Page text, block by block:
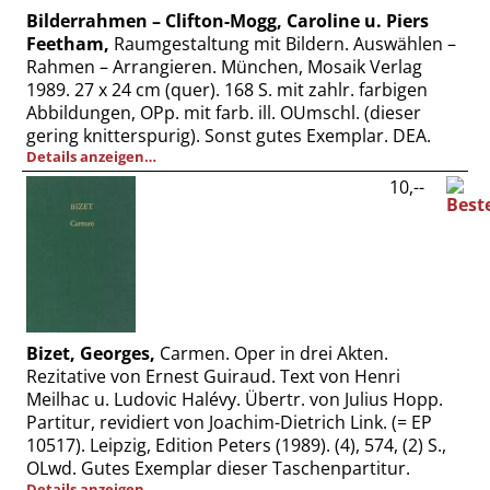
Bilderrahmen – Clifton-Mogg, Caroline u. Piers
Feetham, Raumgestaltung mit Bildern. Auswählen –
Rahmen – Arrangieren. München, Mosaik Verlag
1989. 27 x 24 cm (quer). 168 S. mit zahlr. farbigen
Abbildungen, OPp. mit farb. ill. OUmschl. (dieser
gering knitterspurig). Sonst gutes Exemplar. DEA.
Details anzeigen…
Bizet, Georges, Carmen. Oper in drei Akten.
Rezitative von Ernest Guiraud. Text von Henri
Meilhac u. Ludovic Halévy. Übertr. von Julius Hopp.
Partitur, revidiert von Joachim-Dietrich Link. (= EP
10517). Leipzig, Edition Peters (1989). (4), 574, (2) S.,
OLwd. Gutes Exemplar dieser Taschenpartitur.
10,--